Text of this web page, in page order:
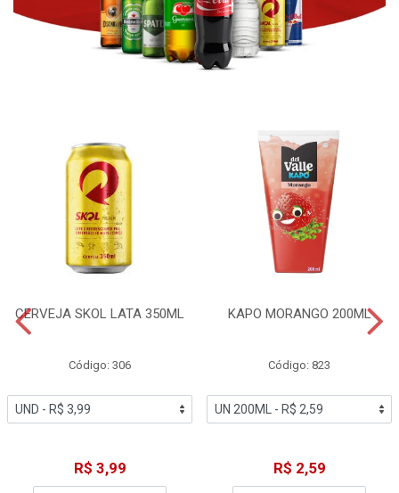
CERVEJA SKOL LATA 350ML
Código: 306
R$ 3,99
KAPO MORANGO 200ML
Código: 823
R$ 2,59